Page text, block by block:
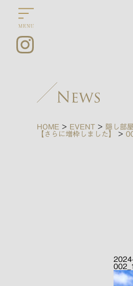
HOME > EVENT > 隠し部
【さらに増枠しました】
>